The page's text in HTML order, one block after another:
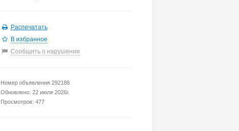
Распечатать
В избранное
Сообщить о нарушении
Номер объявления 292188
Обновлено: 22 июля 2026г.
Просмотров: 477